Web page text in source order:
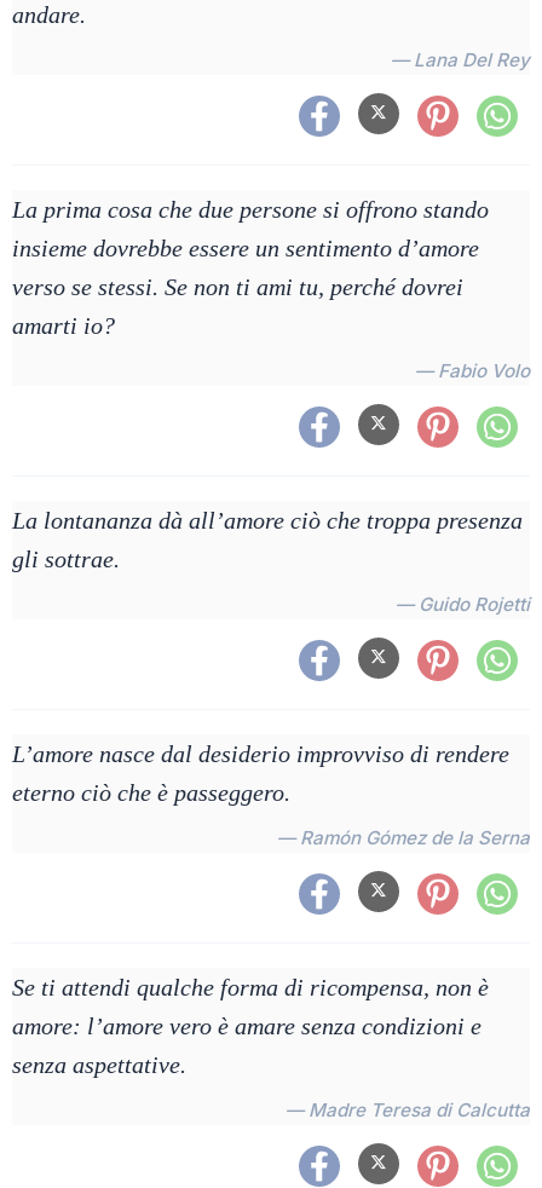
andare.
— Lana Del Rey
La prima cosa che due persone si offrono stando
insieme dovrebbe essere un sentimento d’amore
verso se stessi. Se non ti ami tu, perché dovrei
amarti io?
— Fabio Volo
La lontananza dà all’amore ciò che troppa presenza
gli sottrae.
— Guido Rojetti
L’amore nasce dal desiderio improvviso di rendere
eterno ciò che è passeggero.
— Ramón Gómez de la Serna
Se ti attendi qualche forma di ricompensa, non è
amore: l’amore vero è amare senza condizioni e
senza aspettative.
— Madre Teresa di Calcutta